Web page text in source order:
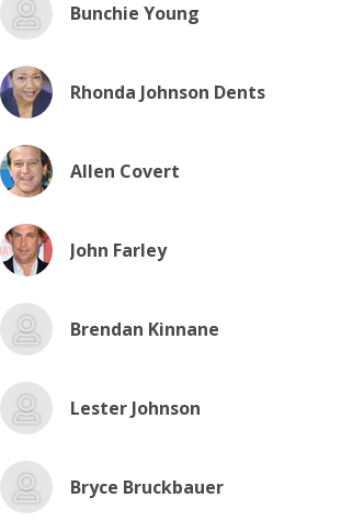
Bunchie Young
Rhonda Johnson Dents
Allen Covert
John Farley
Brendan Kinnane
Lester Johnson
Bryce Bruckbauer